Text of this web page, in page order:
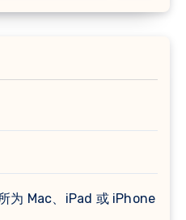
为 Mac、iPad 或 iPhone